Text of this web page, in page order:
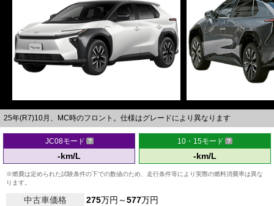
25年(R7)10月、MC時のフロント。仕様はグレードにより異なります
JC08モード
-km/L
10・15モード
-km/L
※燃費は定められた試験条件の下での数値のため、走行条件等により実際の燃料消費率は異な
ります。
中古車価格 275万円～577万円